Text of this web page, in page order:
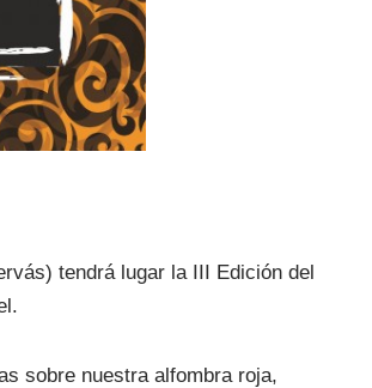
tendrá lugar la III Edición del
sobre nuestra alfombra roja,